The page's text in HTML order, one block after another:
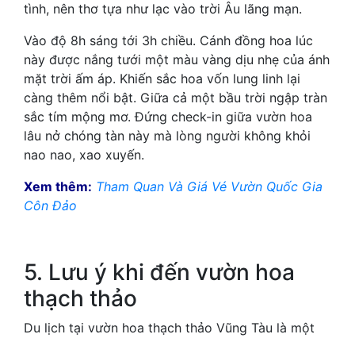
tình, nên thơ tựa như lạc vào trời Âu lãng mạn.
Vào độ 8h sáng tới 3h chiều. Cánh đồng hoa lúc
này được nắng tưới một màu vàng dịu nhẹ của ánh
mặt trời ấm áp. Khiến sắc hoa vốn lung linh lại
càng thêm nổi bật. Giữa cả một bầu trời ngập tràn
sắc tím mộng mơ. Đứng check-in giữa vườn hoa
lâu nở chóng tàn này mà lòng người không khỏi
nao nao, xao xuyến.
Xem thêm: Tham Quan Và Giá Vé Vườn Quốc Gia
Côn Đảo
5. Lưu ý khi đến vườn hoa
thạch thảo
Du lịch tại vườn hoa thạch thảo Vũng Tàu là một